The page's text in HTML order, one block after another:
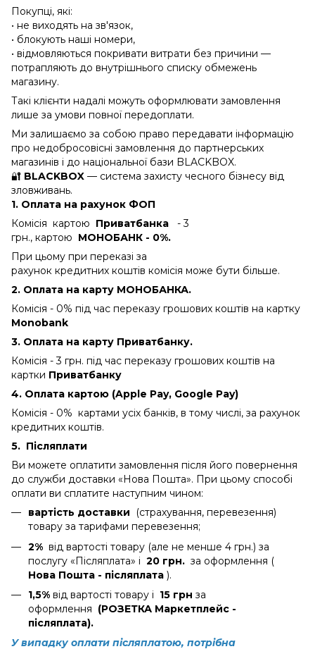
Покупці, які:
• не виходять на зв'язок,
• блокують наші номери,
• відмовляються покривати витрати без причини —
потрапляють до внутрішнього списку обмежень
магазину.
Такі клієнти надалі можуть оформлювати замовлення
лише за умови повної передоплати.
Ми залишаємо за собою право передавати інформацію
про недобросовісні замовлення до партнерських
магазинів і до національної бази BLACKBOX.
🔐 BLACKBOX — система захисту чесного бізнесу від
зловживань.
1. Оплата на рахунок ФОП
Комісія картою Приватбанка - 3
грн., картою МОНОБАНК - 0%.
При цьому при переказі за
рахунок кредитних коштів комісія може бути більше.
2. Оплата на карту МОНОБАНКА.
Комісія - 0% під час переказу грошових коштів на картку
Monobank
3. Оплата на карту Приватбанку.
Комісія - 3 грн. під час переказу грошових коштів на
картки Приватбанку
4. Оплата картою (Apple Pay, Google Pay)
Комісія - 0% картами усіх банків, в тому числі, за рахунок
кредитних коштів.
5. Післяплати
Ви можете оплатити замовлення після його повернення
до служби доставки «Нова Пошта». При цьому способі
оплати ви сплатите наступним чином:
вартість доставки (страхування, перевезення)
товару за тарифами перевезення;
2% від вартості товару (але не менше 4 грн.) за
послугу «Післяплата» і 20 грн. за оформлення (
Нова Пошта - післяплата ).
1,5% від вартості товару і 15 грн за
оформлення (РОЗЕТКА Маркетплейс -
післяплата).
У випадку оплати післяплатою, потрібна